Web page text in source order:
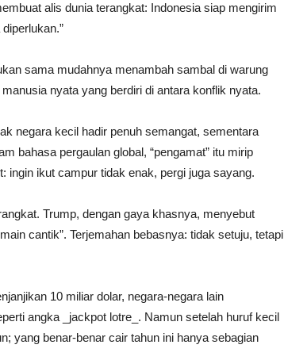
alis dunia terangkat: Indonesia siap mengirim
sama mudahnya menambah sambal di warung
nyata yang berdiri di antara konflik nyata.
negara kecil hadir penuh semangat, sementara
bahasa pergaulan global, “pengamat” itu mirip
ingin ikut campur tidak enak, pergi juga sayang.
Trump, dengan gaya khasnya, menyebut
cantik”. Terjemahan bebasnya: tidak setuju, tetapi
10 miliar dolar, negara-negara lain
angka _jackpot lotre_. Namun setelah huruf kecil
yang benar-benar cair tahun ini hanya sebagian